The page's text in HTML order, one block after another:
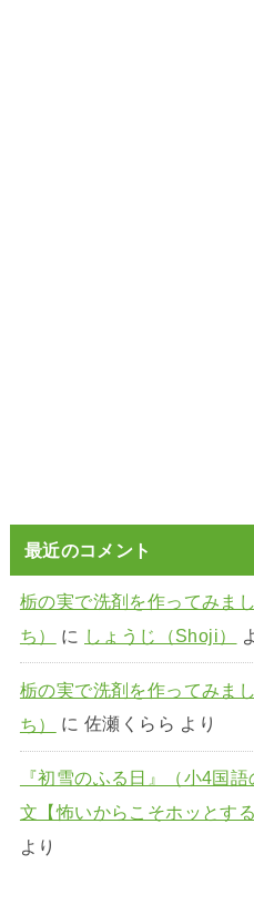
最近のコメント
栃の実で洗剤を作ってみま
ち）
に しょうじ（Shoji）
栃の実で洗剤を作ってみま
ち）
に 佐瀬くらら より
『初雪のふる日』（小4国
文【怖いからこそホッとする
より